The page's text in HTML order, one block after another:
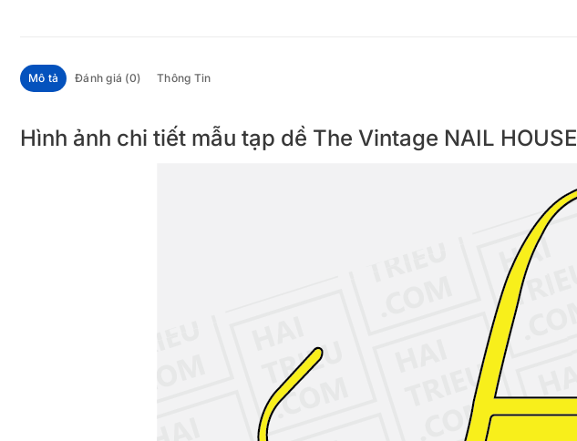
Mô tả Đánh giá (0) Thông Tin
Hình ảnh chi tiết mẫu tạp dề The Vintage NAIL HOUSE